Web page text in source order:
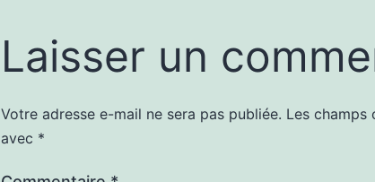
Laisser un
Votre adresse e-mail ne sera pas publiée. Les champs
avec *